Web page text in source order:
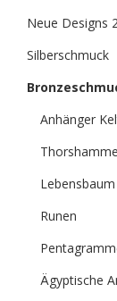
Neue Designs
Silberschmuck
Anhänger
Lebensbaum
Runen
Ägyptische